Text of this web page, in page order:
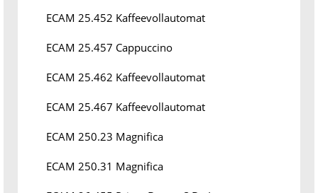
ECAM 25.452 Kaffeevollautomat
ECAM 25.457 Cappuccino
ECAM 25.462 Kaffeevollautomat
ECAM 25.467 Kaffeevollautomat
ECAM 250.23 Magnifica
ECAM 250.31 Magnifica